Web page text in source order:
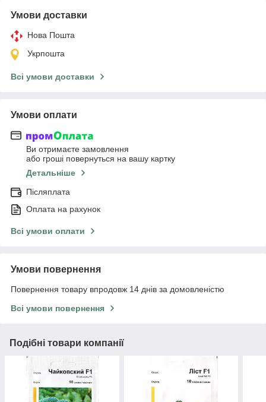
Умови доставки
Нова Пошта
Укрпошта
Всі умови доставки
Умови оплати
Ви отримаєте замовлення
або гроші повернуться на вашу картку
Детальніше
Післяплата
Оплата на рахунок
Всі умови оплати
Умови повернення
Повернення товару впродовж 14 днів за домовленістю
Всі умови повернення
Подібні товари компанії